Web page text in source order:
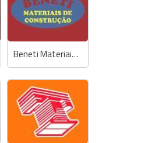
Beneti Materiais de Construção